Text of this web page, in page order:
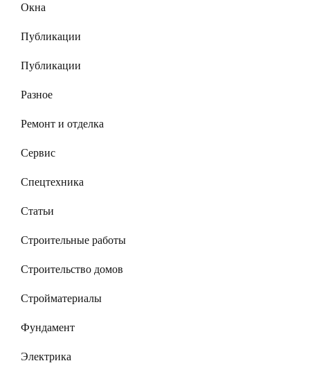
Окна
Публикации
Публикации
Разное
Ремонт и отделка
Сервис
Спецтехника
Статьи
Строительные работы
Строительство домов
Стройматериалы
Фундамент
Электрика